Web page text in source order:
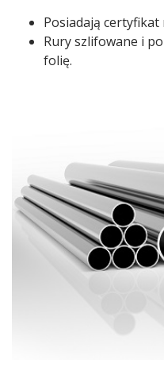
Posiadają certyfikat
Rury szlifowane i
folię.